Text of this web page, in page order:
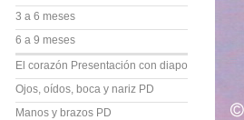
3 a 6 meses
6 a 9 meses
El corazón Presentación con diapositivas (PD)
Ojos, oídos, boca y nariz PD
Manos y brazos PD